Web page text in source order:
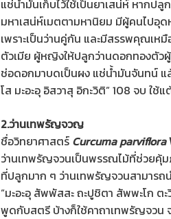
แช่น้ำมันเก็บไว้ใช้เป็นยาเสน่ห์ หากป
มหาเสน่ห์เมตตามหานิยม มีผู้คนไปอุ
เพราะเป็นว่านคู่กัน และมีสรรพคุณเ
ตัวเมีย ผู้หญิงให้ปลูกว่านดอกทองตัว
ช่อดอกมาบดเป็นผง แช่น้ำมันจันทน์ แ
โส มะอะอุ อิสวาสุ อิกะวิติ” 108 จบ ใช้
2.ว่านเทพรัญจวญ
ชื่อวิทยาศาสตร์ Curcuma parviflora
ว่านเทพรัญจวนเป็นพรรณไม้ที่ช่วยคุ้ม
ที่ปลูกมาก ๆ ว่านเทพรัญจวนสามาร
“มะอะอุ สัพพัสสะ ถะปูชิตา สัพพะโก ตะ
พูดกับสตรี บ้างก็ใช้คาถาเทพรัญจวน